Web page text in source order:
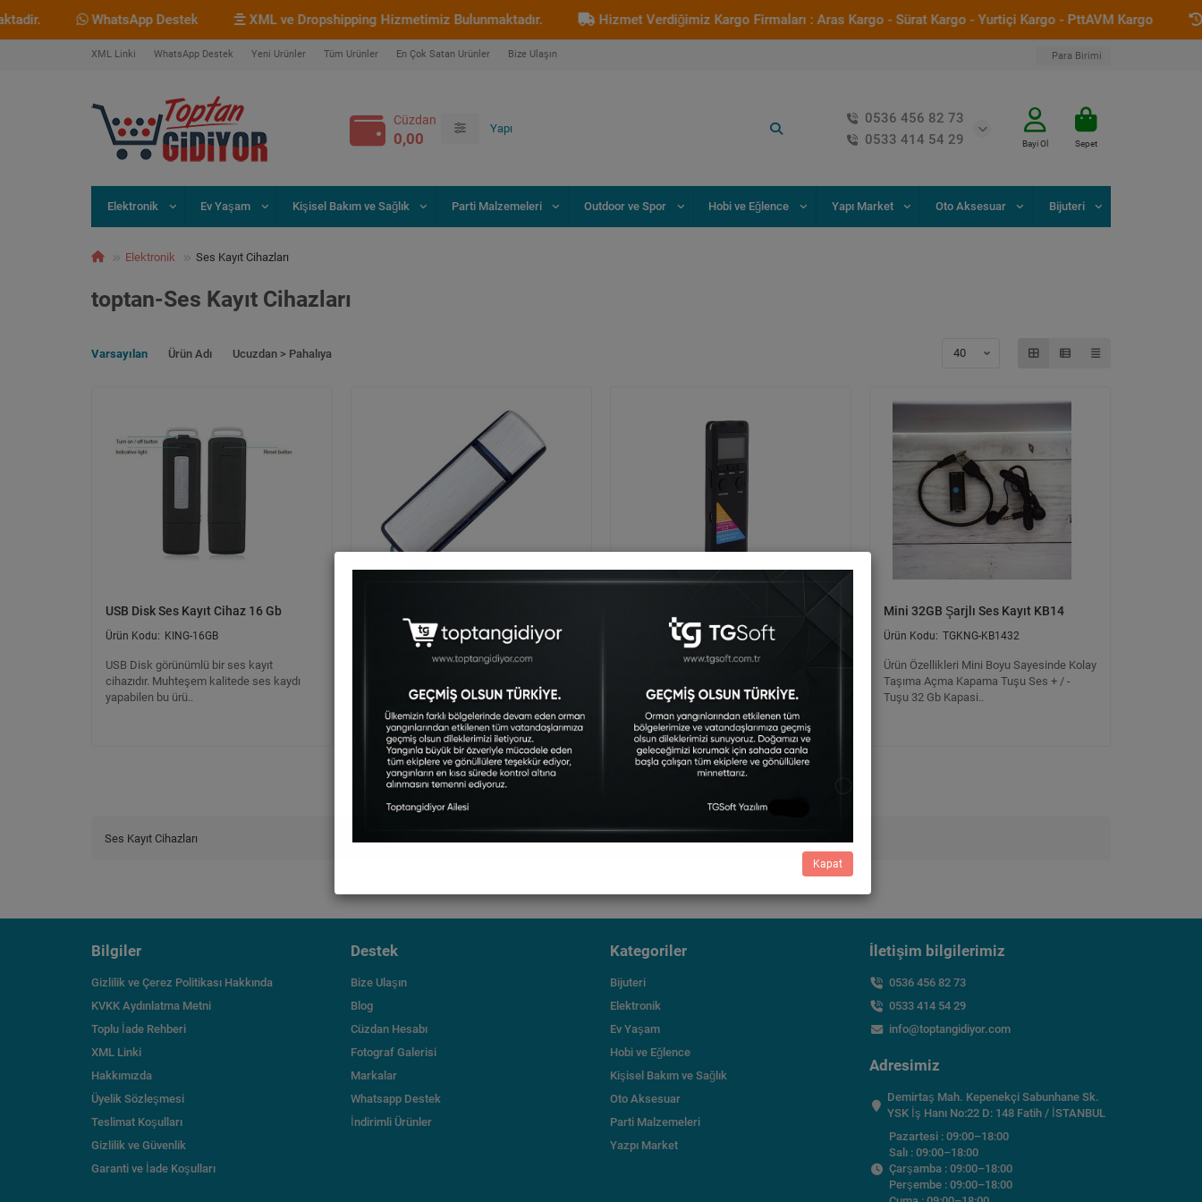
WhatsApp Destek XML ve Dropshipping Hizmetimiz Bulunmaktadır. Hizmet Verdiğimiz Kargo Firmaları : Aras Kargo - Sürat Kargo - Yurtiçi Kargo - PttAVM Kargo
XML Linki WhatsApp Destek Yeni Ürünler Tüm Ürünler En Çok Satan Ürünler Bize Ulaşın Para Birimi
Cüzdan
0,00
0536 456 82 73
0533 414 54 29
Bayi Ol Sepet
Elektronik Ev Yaşam Kişisel Bakım ve Sağlık Parti Malzemeleri Outdoor ve Spor Hobi ve Eğlence Yapı Market Oto Aksesuar Bijuteri
Elektronik Ses Kayıt Cihazları
toptan-Ses Kayıt Cihazları
Varsayılan Ürün Adı Ucuzdan > Pahalıya
USB Disk Ses Kayıt Cihaz 16 Gb
KING-16GB
USB Disk görünümlü bir ses kayıt
cihazıdır. Muhteşem kalitede ses kaydı
yapabilen bu ürü..
KING-16GBSES
Sese Duyarlı Usb Şeklinde Ses Kayıt
Cihazı 16 Gb Ortamdaki Ses Seviyesi 40
Db Ve Üzerindeyse Cihaz Ses Kaydına B..
TGKNG-HS3032GB
Kolay Kullanım Yüksek Ses Kayıt Kalitesi
Son Derece Hafif Ve Taşınabilir..
Mini 32GB Şarjlı Ses Kayıt KB14
TGKNG-KB1432
Ürün Özellikleri Mini Boyu Sayesinde Kolay
Taşıma Açma Kapama Tuşu Ses + / -
Tuşu 32 Gb Kapasi..
Gösterilen: 1 ile 4 arası, toplam: 4 (1 Sayfa)
Ses Kayıt Cihazları
Kapat
Bilgiler
Gizlilik ve Çerez Politikası Hakkında
KVKK Aydınlatma Metni
Toplu İade Rehberi
XML Linki
Hakkımızda
Üyelik Sözleşmesi
Teslimat Koşulları
Gizlilik ve Güvenlik
Garanti ve İade Koşulları
Destek
Bize Ulaşın
Blog
Cüzdan Hesabı
Fotograf Galerisi
Markalar
Whatsapp Destek
İndirimli Ürünler
Kategoriler
Bijuteri
Elektronik
Ev Yaşam
Hobi ve Eğlence
Kişisel Bakım ve Sağlık
Oto Aksesuar
Parti Malzemeleri
Yazpı Market
İletişim bilgilerimiz
0536 456 82 73
0533 414 54 29
info@toptangidiyor.com
Adresimiz
Demirtaş Mah. Kepenekçi Sabunhane Sk.
YSK İş Hanı No:22 D: 148 Fatih / İSTANBUL
Pazartesi : 09:00–18:00
Salı : 09:00–18:00
Çarşamba : 09:00–18:00
Perşembe : 09:00–18:00